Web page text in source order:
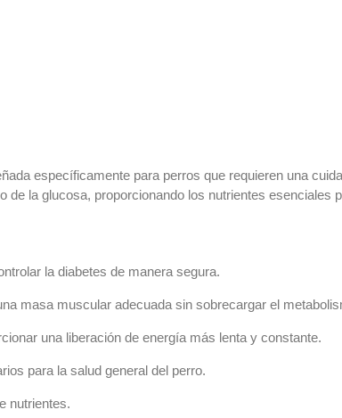
específicamente para perros que requieren una
la glucosa, proporcionando los nutrientes esenciales
la diabetes de manera segura.
masa muscular adecuada sin sobrecargar el
una liberación de energía más lenta y constante.
para la salud general del perro.
nutrientes.